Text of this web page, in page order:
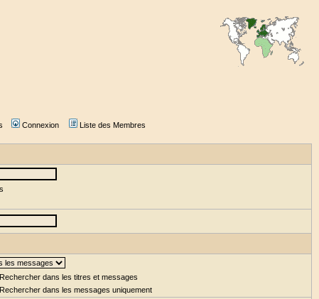
Connexion Liste des Membres
Rechercher dans les titres et messages
Rechercher dans les messages uniquement